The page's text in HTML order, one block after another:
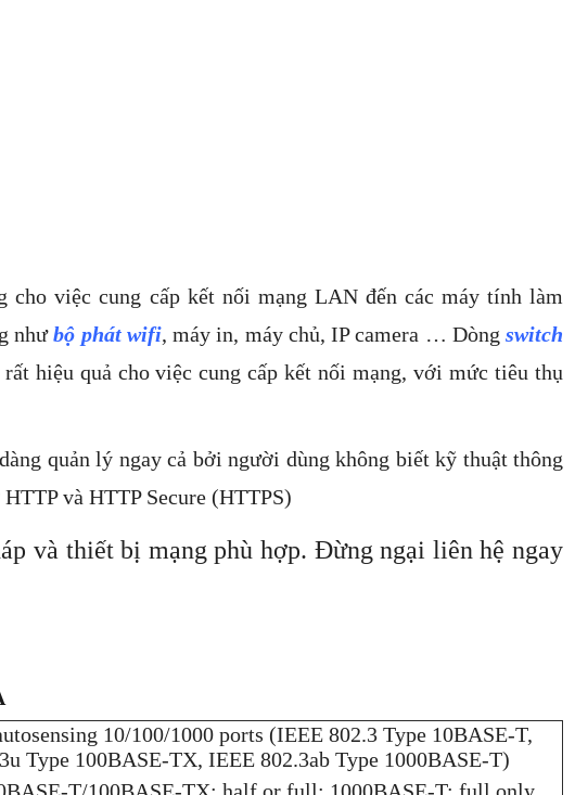
cho việc cung cấp kết nối mạng LAN đến các máy tính làm
nhưbộ phát wifi, máy in, máy chủ, IP camera … Dòngswitch
hiệu quả cho việc cung cấp kết nối mạng, với mức tiêu thụ
quản lý ngay cả bởi người dùng không biết kỹ thuật thông
và HTTP Secure (HTTPS)
và thiết bị mạng phù hợp. Đừng ngại liên hệ ngay
10/100/1000 ports (IEEE 802.3 Type 10BASE-T,
Type 100BASE-TX, IEEE 802.3ab Type 1000BASE-T)